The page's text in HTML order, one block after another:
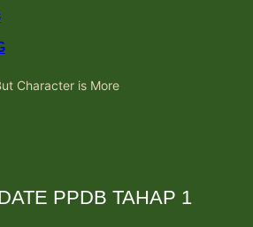
Character is More
PPDB TAHAP 1